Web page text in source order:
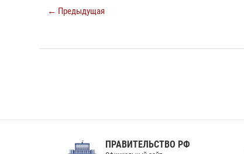
← Предыдущая
ПРАВИТЕЛЬСТВО РФ